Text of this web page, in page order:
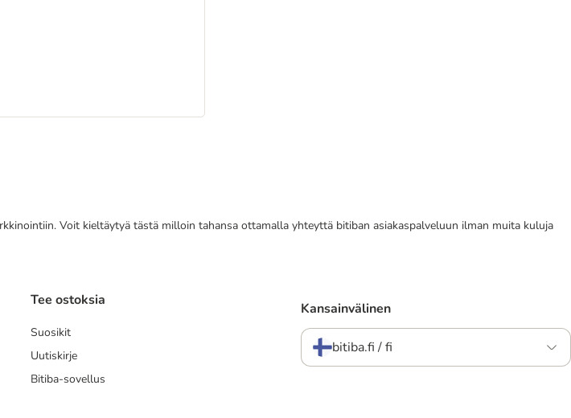
Voit kieltäytyä tästä milloin tahansa ottamalla yhteyttä bitiban asiakaspalveluun ilman muita kuluja
Tee ostoksia
Suosikit
Uutiskirje
Bitiba-sovellus
Kansainvälinen
bitiba.fi / fi